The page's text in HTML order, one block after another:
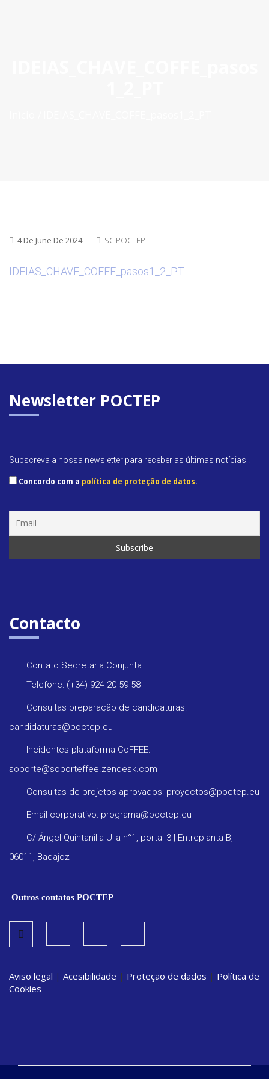
4 De June De 2024 SC POCTEP
IDEIAS_CHAVE_COFFE_pasos1_2_PT
Newsletter POCTEP
Subscreva a nossa newsletter para receber as últimas notícias .
Concordo com a política de proteção de datos.
Contacto
Contato Secretaria Conjunta:
Telefone: (+34) 924 20 59 58
Consultas preparação de candidaturas:
candidaturas@poctep.eu
Incidentes plataforma CoFFEE:
soporte@soporteffee.zendesk.com
Consultas de projetos aprovados: proyectos@poctep.eu
Email corporativo: programa@poctep.eu
C/ Ángel Quintanilla Ulla n°1, portal 3 | Entreplanta B,
06011, Badajoz
Outros contatos POCTEP
Aviso legal | Acesibilidade | Proteção de dados | Política de
Cookies